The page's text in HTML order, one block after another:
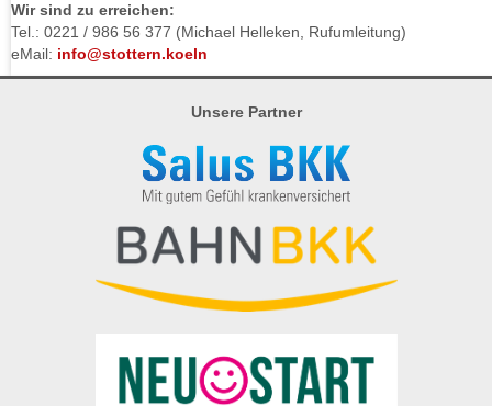
Wir sind zu erreichen:
Tel.: 0221 / 986 56 377 (Michael Helleken, Rufumleitung)
eMail: info@stottern.koeln
Unsere Partner